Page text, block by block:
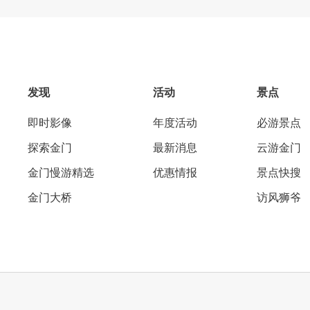
发现
即时影像
探索金门
金门慢游精选
金门大桥
活动
年度活动
最新消息
优惠情报
景点
必游景点
云游金门
景点快搜
访风狮爷